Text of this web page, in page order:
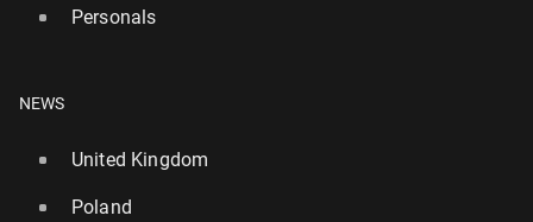
Personals
NEWS
United Kingdom
Poland